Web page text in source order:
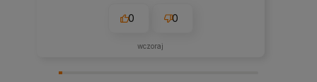
0 0
wczoraj